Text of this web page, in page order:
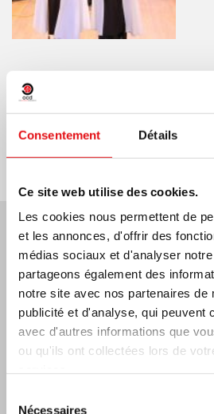
Consentement Détails
Ce site web utilise des cookies.
Les cookies nous permettent de
et les annonces, d'offrir des
médias sociaux et d'analyser
partageons également des
notre site avec nos partenaires de
publicité et d'analyse, qui peuvent
avec d'autres informations que
ou qu'ils ont collectées lors de
Nécessaires
Partager sur:
Dernières nouvelles:
MEXIQUE: ASSEMBLÉE